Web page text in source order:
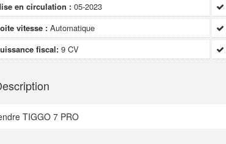
en circulation : 05-2023
vitesse : Automatique
fiscal: 9 CV
TIGGO 7 PRO